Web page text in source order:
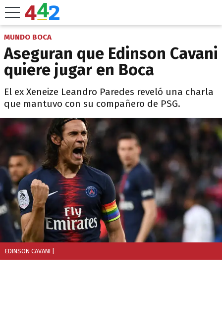
MUNDO BOCA
Aseguran que Edinson Cavani
quiere jugar en Boca
El ex Xeneize Leandro Paredes reveló una charla
que mantuvo con su compañero de PSG.
EDINSON CAVANI